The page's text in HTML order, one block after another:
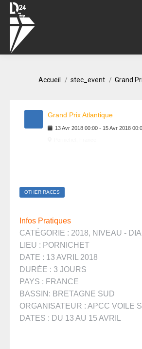
Accueil stec_event Grand
Grand Prix Atlantique
13Avr 2018 00:00 - 15Avr 2018
OTHER RACES
Infos Pratiques
CATÉGORIE : 2018, NIVEAU -
LIEU : PORNICHET
DATE : 13 AVRIL 2018
DURÉE : 3 JOURS
PAYS : FRANCE
BASSIN: BRETAGNE SUD
ORGANISATEUR : APCC VOILE
DATES : DU 13 AU 15 AVRIL